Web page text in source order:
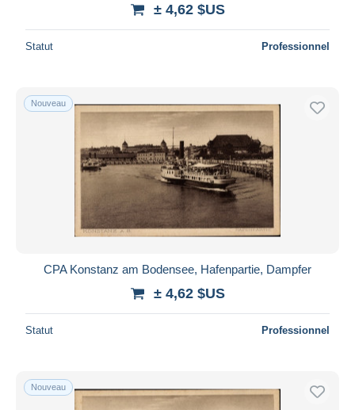
± 4,62 $US
Statut Professionnel
Nouveau
CPA Konstanz am Bodensee, Hafenpartie, Dampfer
± 4,62 $US
Statut Professionnel
Nouveau